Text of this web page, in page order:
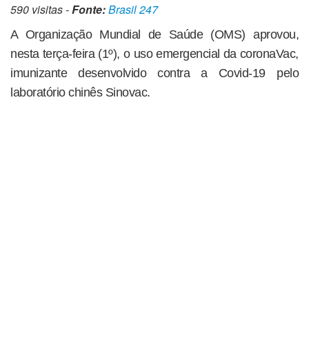
590 visitas -Fonte:Brasil 247
A Organização Mundial de Saúde (OMS) aprovou,
nesta terça-feira (1º), o uso emergencial da coronaVac,
imunizante desenvolvido contra a Covid-19 pelo
laboratório chinês Sinovac.